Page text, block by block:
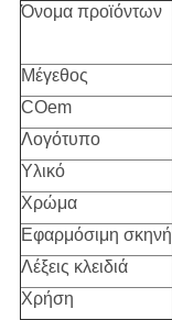
Όνομα προϊόντων
Μέγεθος
COem
Λογότυπο
Υλικό
Χρώμα
Εφαρμόσιμη σκηνή
Λέξεις κλειδιά
Χρήση